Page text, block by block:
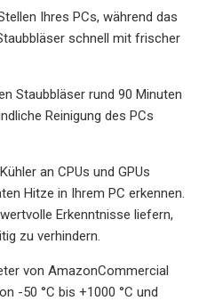
Ihres PCs, während das
schnell mit frischer
Staubbläser rund 90 Minuten
Reinigung des PCs
an CPUs und GPUs
Hitze in Ihrem PC erkennen.
Erkenntnisse liefern,
zu verhindern.
von AmazonCommercial
-50 °C bis +1000 °C und